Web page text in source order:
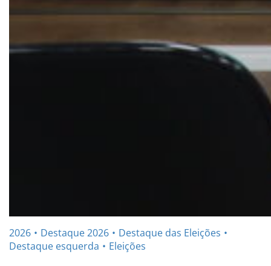
2026 Destaque 2026
Destaque das Eleições
Destaque esquerda
Eleições